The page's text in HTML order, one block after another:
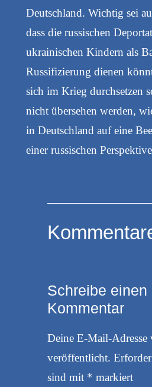
Deutschland. Wichtig sei
dass die russischen
ukrainischen Kindern als
Russifizierung dienen
sich im Krieg durchsetzen
nicht übersehen werden,
in Deutschland auf eine
einer russischen
Schreibe einen
Kommentar
Deine E-Mail-
veröffentlicht.
sind mit * markiert